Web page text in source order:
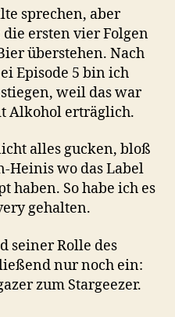
sprechen, aber
ersten vier Folgen
überstehen. Nach
Episode 5 bin ich
weil das war
Alkohol erträglich.
alles gucken, bloß
Heinis wo das Label
haben. So habe ich es
gehalten.
seiner Rolle des
nur noch ein:
zum Stargeezer.